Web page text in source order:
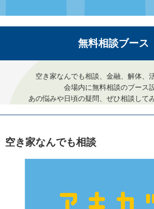
無料相談ブース
空き家なんでも相談、金融、解体、
会場内に無料相談のブース
あの悩みや日頃の疑問、ぜひ相談して
空き家なんでも相談